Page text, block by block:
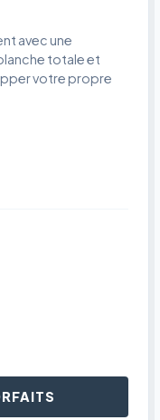
avec une
totale et
votre propre